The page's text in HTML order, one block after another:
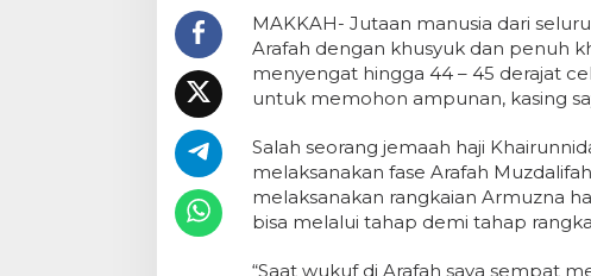
MAKKAH- Jutaan manusia dari
Arafah dengan khusyuk dan penuh
menyengat hingga 44 – 45 derajat
untuk memohon ampunan, kasing
Salah seorang jemaah haji
melaksanakan fase Arafah
melaksanakan rangkaian Armuzna
bisa melalui tahap demi tahap
“Saat wukuf di Arafah saya sempat